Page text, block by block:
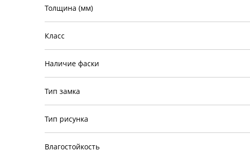
Толщина (мм)
Класс
Наличие фаски
Тип замка
Тип рисунка
Влагостойкость